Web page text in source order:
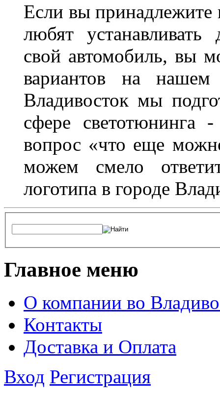
Если вы принадлежите
любят устанавливать
свой автомобиль, вы
вариантов на
Владивосток мы
сфере светотюнинга
вопрос «что еще
можем смело
логотипа в городе
Главное меню
О компании во
Контакты
Доставка и Оплата
Вход Регистрация